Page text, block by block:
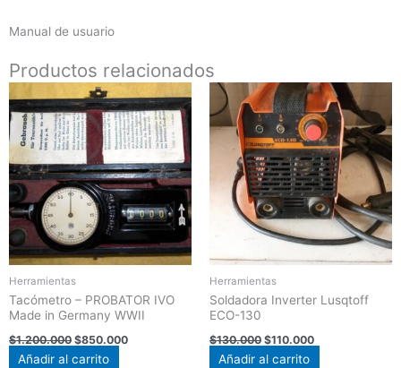
Manual de usuario
Productos relacionados
Herramientas
Tacómetro – PROBATOR IVO
Made in Germany WWII
$1.200.000
precio
original
era:
$1.200.000.
$850.000
precio
actual
es:
$850.000.
Añadir al carrito
Herramientas
Soldadora Inverter Lusqtoff
ECO-130
$130.000
El
precio
original
era:
$130.000.
$110.000
El
precio
actual
es:
$110.000.
Añadir al carrito